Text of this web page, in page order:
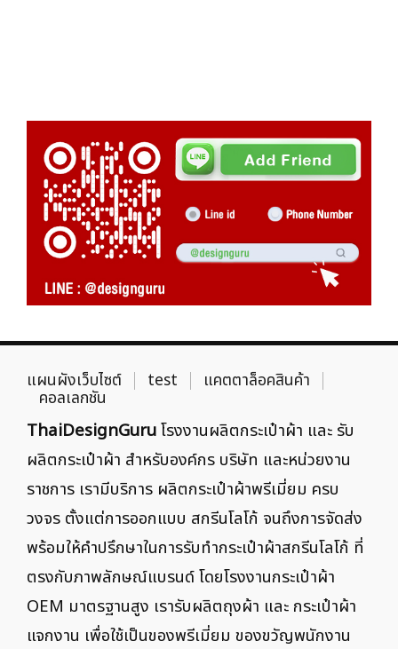
แผนผังเว็บไซต์ test แคตตาล็อคสินค้า
คอลเลกชัน
ThaiDesignGuruโรงงานผลิตกระเป๋าผ้า และ รับ
ผลิตกระเป๋าผ้า สำหรับองค์กร บริษัท และหน่วยงาน
ราชการ เรามีบริการ ผลิตกระเป๋าผ้าพรีเมี่ยม ครบ
วงจร ตั้งแต่การออกแบบ สกรีนโลโก้ จนถึงการจัดส่ง
พร้อมให้คำปรึกษาในการรับทำกระเป๋าผ้าสกรีนโลโก้ ที่
ตรงกับภาพลักษณ์แบรนด์ โดยโรงงานกระเป๋าผ้า
OEM มาตรฐานสูง เรารับผลิตถุงผ้า และ กระเป๋าผ้า
แจกงาน เพื่อใช้เป็นของพรีเมี่ยม ของขวัญพนักงาน